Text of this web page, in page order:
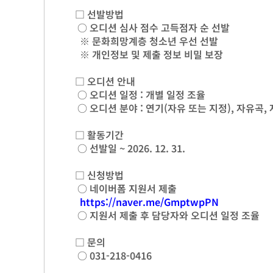
□ 선발방법
○ 오디션 심사 점수 고득점자 순 선발
※ 문화희망계층 청소년 우선 선발
※ 개인정보 및 제출 정보 비밀 보장
□ 오디션 안내
○ 오디션 일정 : 개별 일정 조율
○ 오디션 분야 : 연기(자유 또는 지정), 자유곡,
□ 활동기간
○ 선발일 ~ 2026. 12. 31.
□ 신청방법
○ 네이버폼 지원서 제출
https://naver.me/GmptwpPN
○ 지원서 제출 후 담당자와 오디션 일정 조율
□ 문의
○ 031-218-0416